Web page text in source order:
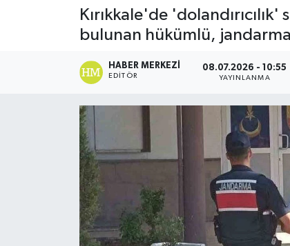
Kırıkkale'de
bulunan hükümlü,
HABER MERKEZI
EDITÖR
08.07.2026 - 10:55
YAYINLANMA
Politika
Tokat Spor
Ekonomi
Tokat Haber
Tüm Manşetler
Son Dakika Haberleri
Haber Arşivi